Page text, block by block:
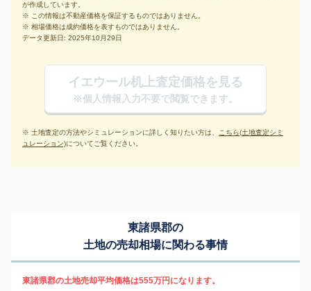
が作成しています。
※ この情報は不動産価格を保証するものではありません。
※ 相場価格は成約価格を表すものではありません。
データ更新日: 2025年10月29日
イエウール机上査定価格を見る
※個人情報入力不要で閲覧できます。
※ 土地査定の方法やシミュレーションに詳しく知りたい方は、 こちら(土地査定シミ
ュレーション)についてご覧ください。
東諸県郡の
土地の売却相場に関わる事情
東諸県郡の土地売却平均価格は555万円になります。